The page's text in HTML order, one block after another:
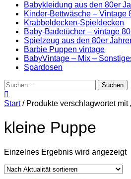
Babykleidung aus den 80er
Kinder-Bettwäsche – Vintage
Krabbeldecken-Spieldecken
Baby-Badetücher – vintage
Spielzeug aus den 80er
Barbie Puppen vintage
BabyVintage – Mix –
Spardosen
Suchen
nach:
Start/ Produkte verschlagwortet mit
kleine Puppe
Einzelnes Ergebnis wird angezeigt